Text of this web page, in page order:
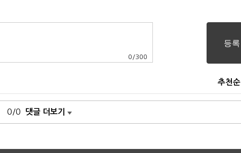
0 /300
추천순
0/0 댓글 더보기